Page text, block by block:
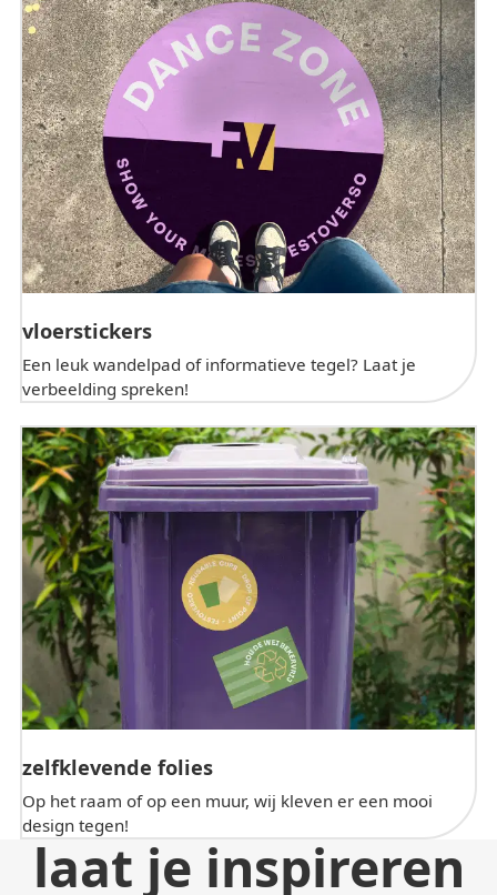
vloerstickers
Een leuk wandelpad of informatieve tegel? Laat je
verbeelding spreken!
zelfklevende folies
Op het raam of op een muur, wij kleven er een mooi
design tegen!
laat je inspireren